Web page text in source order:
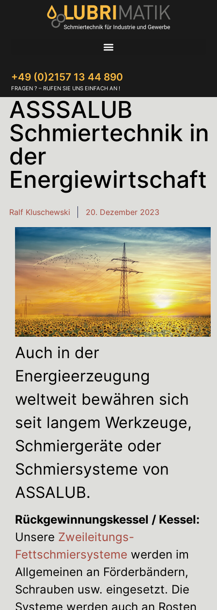
+49 (0)2157 13 44 890
FRAGEN ? – RUFEN SIE UNS EINFACH AN !
ASSSALUB
Schmiertechnik in
der
Energiewirtschaft
Ralf Kluschewski 20. Dezember 2023
Auch in der
Energieerzeugung
weltweit bewähren sich
seit langem Werkzeuge,
Schmiergeräte oder
Schmiersysteme von
ASSALUB.
Rückgewinnungskessel / Kessel:
Unsere Zweileitungs-
Fettschmiersysteme werden im
Allgemeinen an Förderbändern,
Schrauben usw. eingesetzt. Die
Systeme werden auch an Rosten